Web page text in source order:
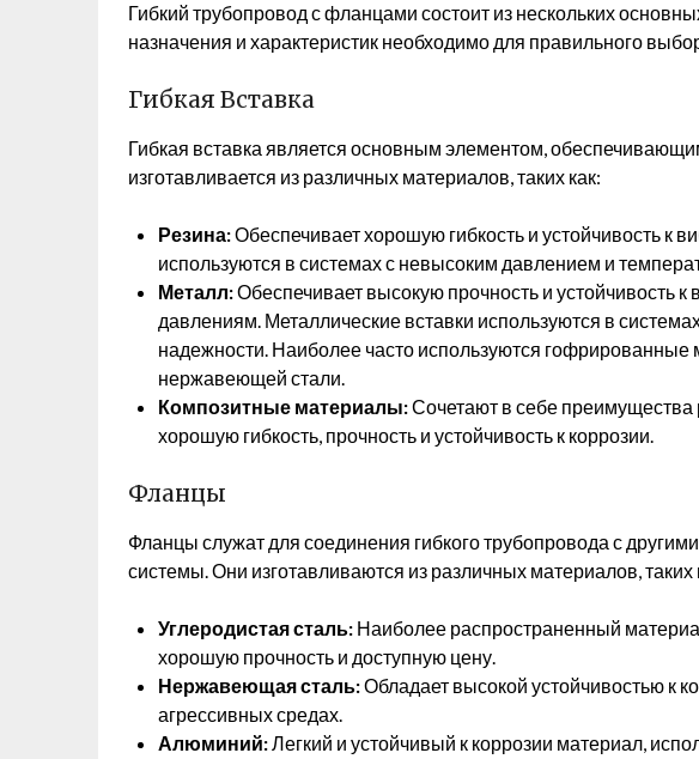
Гибкий трубопровод с фланцами состоит из нескольких
назначения и характеристик необходимо для правильного
Гибкая Вставка
Гибкая вставка является основным элементом,
изготавливается из различных материалов, таких как:
Резина:Обеспечивает хорошую гибкость и устойчивость к
используются в системах с невысоким давлением и
Металл:Обеспечивает высокую прочность и устойчивость
давлениям. Металлические вставки используются в
надежности. Наиболее часто используются гофрированные
нержавеющей стали.
Композитные материалы:Сочетают в себе преимущества
хорошую гибкость, прочность и устойчивость к коррозии.
Фланцы
Фланцы служат для соединения гибкого трубопровода с
системы. Они изготавливаются из различных материалов, таких
Углеродистая сталь: Наиболее распространенный
хорошую прочность и доступную цену.
Нержавеющая сталь:Обладает высокой устойчивостью к
агрессивных средах.
Алюминий:Легкий и устойчивый к коррозии материал,